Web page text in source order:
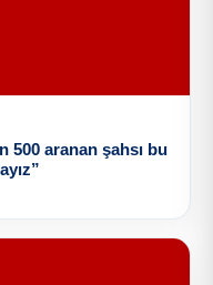
500 aranan şahsı bu